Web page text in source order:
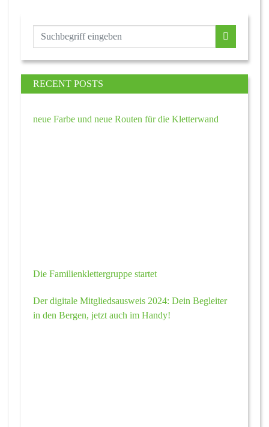
RECENT POSTS
neue Farbe und neue Routen für die Kletterwand
Die Familienklettergruppe startet
Der digitale Mitgliedsausweis 2024: Dein Begleiter
in den Bergen, jetzt auch im Handy!